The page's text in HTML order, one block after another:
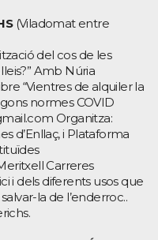
(Viladomat entre
del cos de les
Amb Núria
“Vientres de alquiler la
normes COVID
Organitza:
d’Enllaç, i Plataforma
Carreres
i dels diferents usos que
la de l’enderroc..